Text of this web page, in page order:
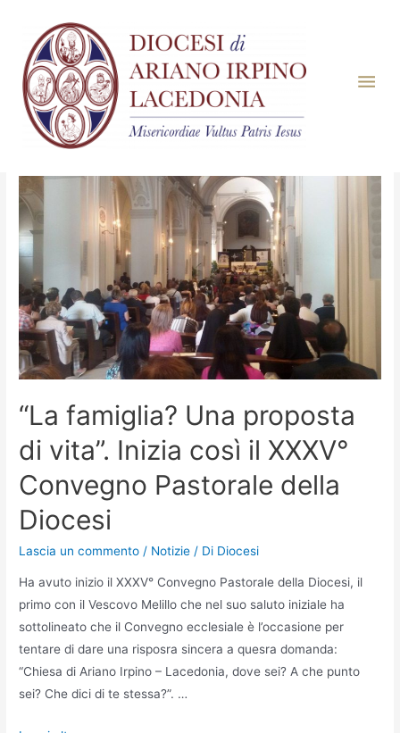
Notizie
“La famiglia? Una proposta
di vita”. Inizia così il XXXV°
Convegno Pastorale della
Diocesi
Lascia un commento / Notizie / Di Diocesi
Ha avuto inizio il XXXV° Convegno Pastorale della Diocesi, il
primo con il Vescovo Melillo che nel suo saluto iniziale ha
sottolineato che il Convegno ecclesiale è l’occasione per
tentare di dare una risposra sincera a quesra domanda:
“Chiesa di Ariano Irpino – Lacedonia, dove sei? A che punto
sei? Che dici di te stessa?”. …